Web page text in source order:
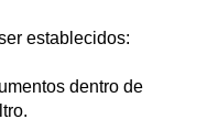
establecidos:
dentro de